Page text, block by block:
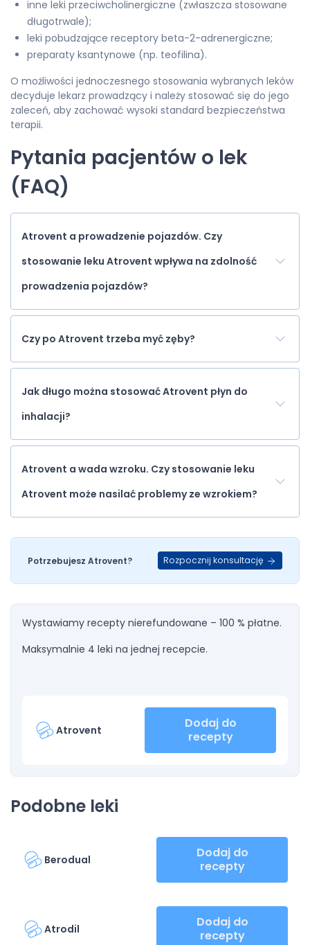
inne leki przeciwcholinergiczne (zwłaszcza stosowane
długotrwale);
leki pobudzające receptory beta-2-adrenergiczne;
preparaty ksantynowe (np. teofilina).
O możliwości jednoczesnego stosowania wybranych leków
decyduje lekarz prowadzący i należy stosować się do jego
zaleceń, aby zachować wysoki standard bezpieczeństwa
terapii.
Pytania pacjentów o lek
(FAQ)
Atrovent a prowadzenie pojazdów. Czy
stosowanie leku Atrovent wpływa na zdolność
prowadzenia pojazdów?
Czy po Atrovent trzeba myć zęby?
Jak długo można stosować Atrovent płyn do
inhalacji?
Atrovent a wada wzroku. Czy stosowanie leku
Atrovent może nasilać problemy ze wzrokiem?
Potrzebujesz Atrovent? Rozpocznij konsultację
Wystawiamy recepty nierefundowane – 100 % płatne.
Maksymalnie 4 leki na jednej recepcie.
Atrovent
Dodaj do
recepty
Podobne leki
Berodual
Dodaj do
recepty
Atrodil
Dodaj do
recepty